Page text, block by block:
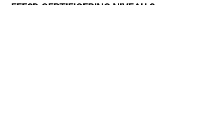
EFE3D CERTIFICERING NIVEAU 3